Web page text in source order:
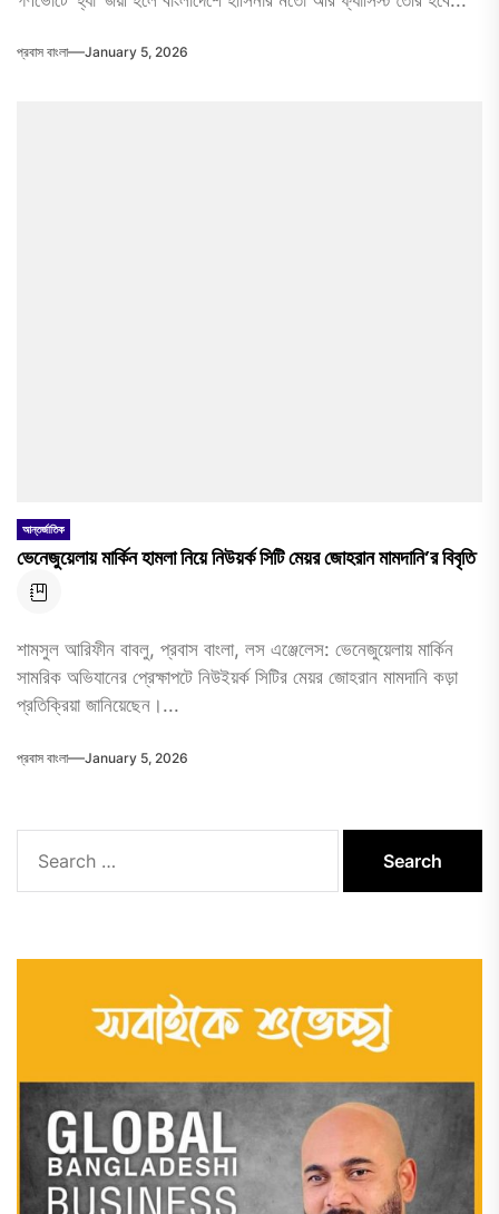
প্রবাস বাংলা January 5, 2026
আন্তর্জাতিক
ভেনেজুয়েলায় মার্কিন হামলা নিয়ে নিউয়র্ক সিটি মেয়র জোহরান মামদানি’র বিবৃতি
শামসুল আরিফীন বাবলু, প্রবাস বাংলা, লস এঞ্জেলেস: ভেনেজুয়েলায় মার্কিন
সামরিক অভিযানের প্রেক্ষাপটে নিউইয়র্ক সিটির মেয়র জোহরান মামদানি কড়া
প্রতিক্রিয়া জানিয়েছেন।...
প্রবাস বাংলা January 5, 2026
for: